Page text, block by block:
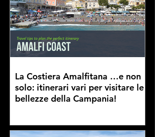
La Costiera Amalfitana …e non
solo: itinerari vari per visitare le
bellezze della Campania!